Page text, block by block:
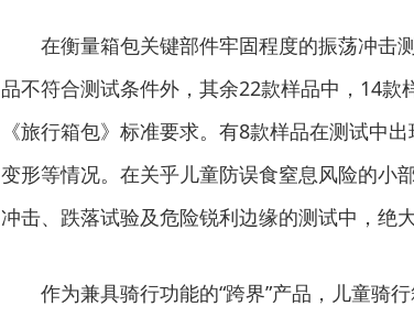
在衡量箱包关键部件牢固程度的振荡冲击
品不符合测试条件外，其余22款样品中，14款
《旅行箱包》标准要求。有8款样品在测试中
变形等情况。在关乎儿童防误食窒息风险的小
冲击、跌落试验及危险锐利边缘的测试中，绝
作为兼具骑行功能的“跨界”产品，儿童骑行